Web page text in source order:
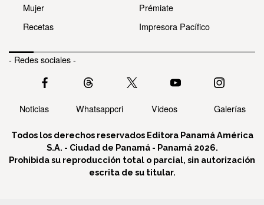
Mujer
Recetas
Prémiate
Impresora Pacífico
- Redes sociales -
Noticias Whatsappcri Videos Galerías
Todos los derechos reservados Editora Panamá América
S.A. - Ciudad de Panamá - Panamá 2026.
Prohibida su reproducción total o parcial, sin autorización
escrita de su titular.